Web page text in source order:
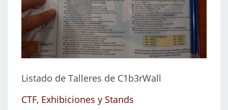
Listado de Talleres de C1b3rWall
CTF, Exhibiciones y Stands